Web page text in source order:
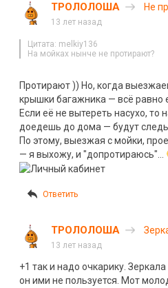
ТРОЛОЛОША Не
13 лет назад
Цитата: melkiy136
На мойках нынче не протирают?
Протирают )) Но, когда
крышки багажника — всё равно
Если её не вытереть насухо, то
доедешь до дома — будут
По этому, выезжая с мойки,
— я выхожу, и "допротираюсь"…
Ответить
ТРОЛОЛОША
13 лет назад
+1 так и надо очкарику.
он ими не пользуется. Мот